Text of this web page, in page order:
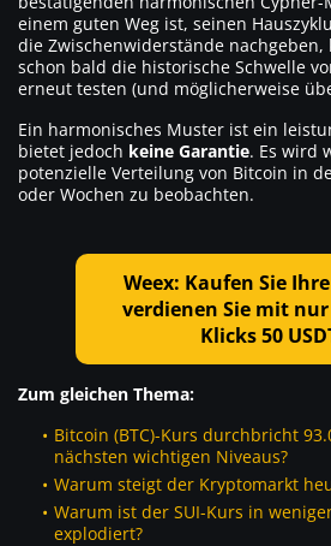
einem guten Weg ist, seinen
die Zwischenwiderstände
schon bald die historische Schwelle
erneut testen (und möglicherweise
Ein harmonisches Muster ist ein
bietet jedoch keine Garantie. Es wird
potenzielle Verteilung von Bitcoin in
oder Wochen zu beobachten.
Weex: Kaufen Sie
verdienen Sie mit
Klicks 50
Zum gleichen Thema:
Bitcoin (BTC)-Kurs durchbricht
nächsten wichtigen Niveaus?
Warum steigt der Kryptomarkt
Warum ist der SUI-Kurs in
explodiert?